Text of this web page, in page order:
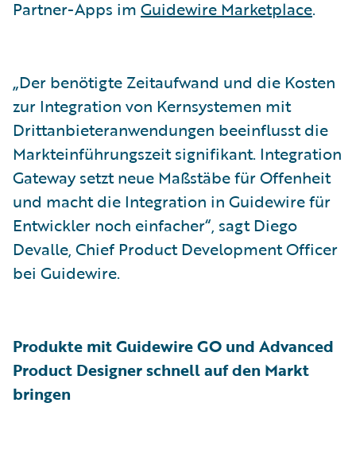
Partner-Apps im Guidewire Marketplace.
„Der benötigte Zeitaufwand und die Kosten
zur Integration von Kernsystemen mit
Drittanbieteranwendungen beeinflusst die
Markteinführungszeit signifikant. Integration
Gateway setzt neue Maßstäbe für Offenheit
und macht die Integration in Guidewire für
Entwickler noch einfacher“, sagt Diego
Devalle, Chief Product Development Officer
bei Guidewire.
Produkte mit Guidewire GO und Advanced
Product Designer schnell auf den Markt
bringen